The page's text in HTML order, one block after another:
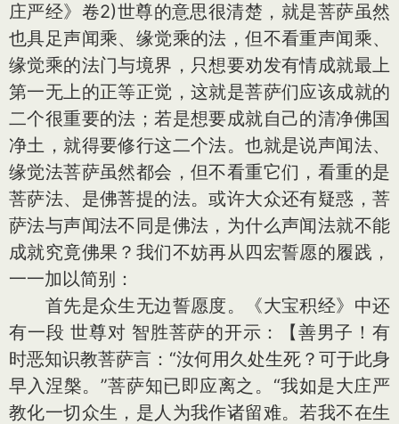
庄严经》卷2)世尊的意思很清楚，就是菩萨虽然
也具足声闻乘、缘觉乘的法，但不看重声闻乘、
缘觉乘的法门与境界，只想要劝发有情成就最上
第一无上的正等正觉，这就是菩萨们应该成就的
二个很重要的法；若是想要成就自己的清净佛国
净土，就得要修行这二个法。也就是说声闻法、
缘觉法菩萨虽然都会，但不看重它们，看重的是
菩萨法、是佛菩提的法。或许大众还有疑惑，菩
萨法与声闻法不同是佛法，为什么声闻法就不能
成就究竟佛果？我们不妨再从四宏誓愿的履践，
一一加以简别：
首先是众生无边誓愿度。《大宝积经》中还
有一段 世尊对 智胜菩萨的开示：【善男子！有
时恶知识教菩萨言：“汝何用久处生死？可于此身
早入涅槃。”菩萨知已即应离之。“我如是大庄严
教化一切众生，是人为我作诸留难。若我不在生